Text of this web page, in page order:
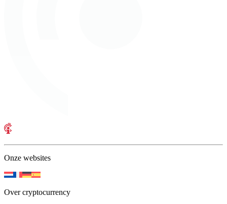
Onze websites
Over cryptocurrency